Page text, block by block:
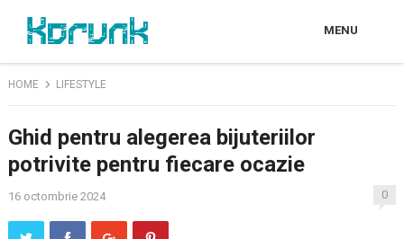
MENU
HOME LIFESTYLE
Ghid pentru alegerea bijuteriilor
potrivite pentru fiecare ocazie
16 octombrie 2024 0